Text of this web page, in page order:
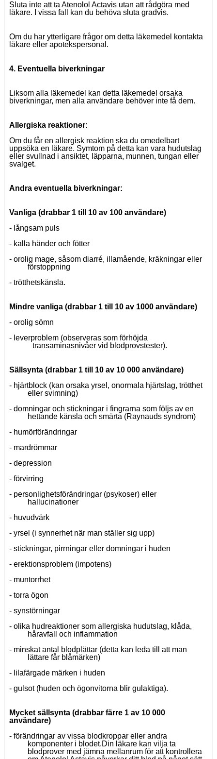
Sluta inte att ta Atenolol Actavis utan att rådgöra med
läkare.
I vissa fall kan du behöva sluta gradvis.
Om du har ytterligare frågor om detta läkemedel kontakta
läkare eller apotekspersonal.
4. Eventuella biverkningar
Liksom alla läkemedel kan detta läkemedel orsaka
biverkningar, men alla användare behöver inte få dem.
Allergiska reaktioner:
Om du får en allergisk reaktion ska du omedelbart
uppsöka en läkare. Symtom på detta kan vara hudutslag
eller svullnad i ansiktet, läpparna, munnen, tungan eller
svalget.
Andra eventuella biverkningar:
Vanliga (drabbar 1 till 10 av 100 användare)
- långsam puls
- kalla händer och fötter
- orolig mage, såsom diarré, illamående, kräkningar eller
förstoppning
- trötthetskänsla.
Mindre vanliga (drabbar 1 till 10 av 1000 användare)
- orolig sömn
- leverproblem (observeras som förhöjda
transaminasnivåer vid blodprovstester).
Sällsynta (drabbar 1 till 10 av 10 000 användare)
- hjärtblock (kan orsaka yrsel, onormala hjärtslag, trötthet
eller svimning)
- domningar och stickningar i fingrarna som följs av en
hettande känsla och smärta (Raynauds syndrom)
- humörförändringar
- mardrömmar
- depression
- förvirring
- personlighetsförändringar (psykoser) eller
hallucinationer
- huvudvärk
- yrsel (i synnerhet när man ställer sig upp)
- stickningar, pirrningar eller domningar i huden
- erektionsproblem (impotens)
- muntorrhet
- torra ögon
- synstörningar
- olika hudreaktioner som allergiska hudutslag, klåda,
håravfall och inflammation
- minskat antal blodplättar (detta kan leda till att man
lättare får blåmärken)
- lilafärgade märken i huden
- gulsot (huden och ögonvitorna blir gulaktiga).
Mycket sällsynta (drabbar färre 1 av 10 000
användare)
- förändringar av vissa blodkroppar eller andra
komponenter i blodet.Din läkare kan vilja ta
blodprover med jämna mellanrum för att kontrollera